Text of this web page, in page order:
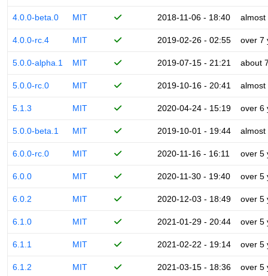
4.0.0-beta.0 MIT 2018-11-06 - 18:40 almost
4.0.0-rc.4 MIT 2019-02-26 - 02:55 over 7
5.0.0-alpha.1 MIT 2019-07-15 - 21:21 about
5.0.0-rc.0 MIT 2019-10-16 - 20:41 almost
5.1.3 MIT 2020-04-24 - 15:19 over 6
5.0.0-beta.1 MIT 2019-10-01 - 19:44 almost
6.0.0-rc.0 MIT 2020-11-16 - 16:11 over 5
6.0.0 MIT 2020-11-30 - 19:40 over 5
6.0.2 MIT 2020-12-03 - 18:49 over 5
6.1.0 MIT 2021-01-29 - 20:44 over 5
6.1.1 MIT 2021-02-22 - 19:14 over 5
6.1.2 MIT 2021-03-15 - 18:36 over 5